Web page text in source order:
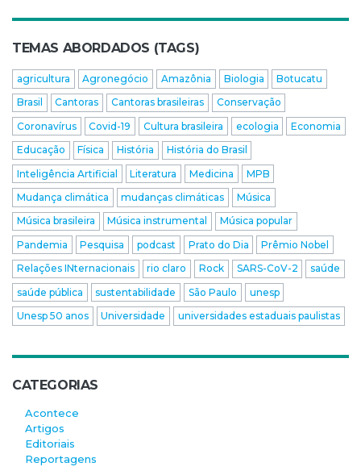
TEMAS ABORDADOS (TAGS)
agricultura Agronegócio Amazônia Biologia
Botucatu
Brasil
Cantoras Cantoras brasileiras
Conservação
Coronavírus
Covid-19 Cultura brasileira ecologia
Economia
Educação
Física História
História do Brasil
Inteligência Artificial
Literatura Medicina
MPB
Mudança climática
mudanças climáticas
Música
Música brasileira
Música instrumental
Música popular
Pandemia
Pesquisa podcast Prato do Dia
Prêmio Nobel
Relações INternacionais
rio claro Rock SARS-CoV-2
saúde
saúde pública
sustentabilidade São Paulo
unesp
Unesp 50 anos
Universidade universidades estaduais paulistas
CATEGORIAS
Acontece
Artigos
Editoriais
Reportagens